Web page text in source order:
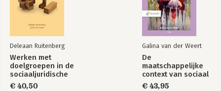
Deleaan Ruitenberg
Werken met
doelgroepen in de
sociaaljuridische
dienstverlening
€ 40,50
Galina van der Weert
De
maatschappelijke
context van sociaal
werk
€ 43,95